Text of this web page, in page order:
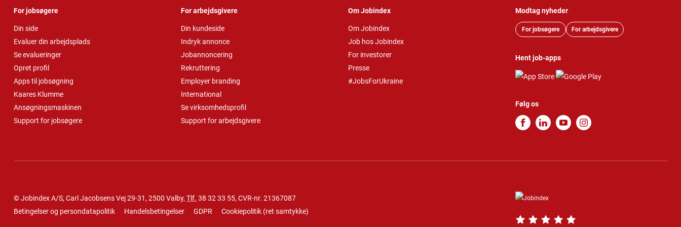
For jobsøgere
Din side
Evaluer din arbejdsplads
Se evalueringer
Opret profil
Apps til jobsøgning
Kaares Klumme
Ansøgningsmaskinen
Support for jobsøgere
For arbejdsgivere
Din kundeside
Indryk annonce
Jobannoncering
Rekruttering
Employer branding
International
Se virksomhedsprofil
Support for arbejdsgivere
Om Jobindex
Om Jobindex
Job hos Jobindex
For investorer
Presse
#JobsForUkraine
Modtag nyheder
For jobsøgere For arbejdsgivere
Hent job-apps
Følg os
© Jobindex A/S, Carl Jacobsens Vej 29-31, 2500 Valby, Tlf. 38 32 33 55, CVR-nr. 21367087
Betingelser og persondatapolitik
Handelsbetingelser GDPR Cookiepolitik (ret samtykke)